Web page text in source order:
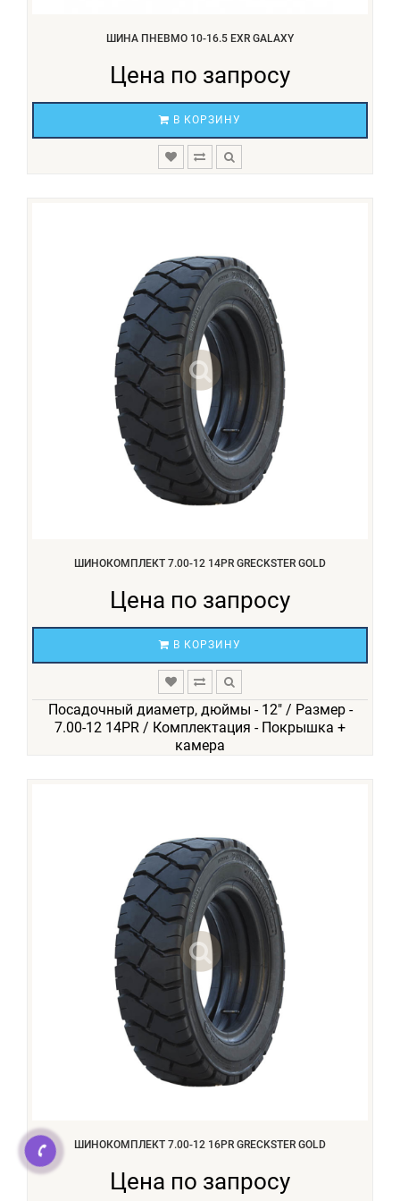
ШИНА ПНЕВМО 10-16.5 EXR GALAXY
Цена по запросу
В КОРЗИНУ
ШИНОКОМПЛЕКТ 7.00-12 14PR GRECKSTER GOLD
Цена по запросу
В КОРЗИНУ
Посадочный диаметр, дюймы - 12" / Размер -
7.00-12 14PR / Комплектация - Покрышка +
камера
ШИНОКОМПЛЕКТ 7.00-12 16PR GRECKSTER GOLD
Цена по запросу